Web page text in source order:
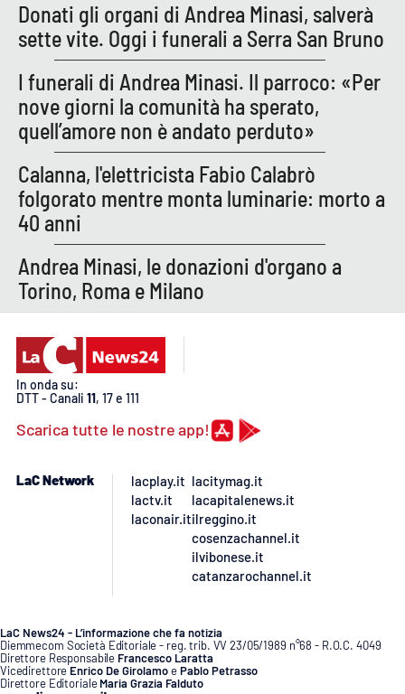
Donati gli organi di Andrea Minasi, salverà
sette vite. Oggi i funerali a Serra San Bruno
I funerali di Andrea Minasi. Il parroco: «Per
nove giorni la comunità ha sperato,
quell’amore non è andato perduto»
Calanna, l'elettricista Fabio Calabrò
folgorato mentre monta luminarie: morto a
40 anni
Andrea Minasi, le donazioni d'organo a
Torino, Roma e Milano
In onda su:
DTT - Canali 11, 17 e 111
Scarica tutte le nostre app!
LaC Network
lacplay.it
lactv.it
laconair.it
lacitymag.it
lacapitalenews.it
ilreggino.it
cosenzachannel.it
ilvibonese.it
catanzarochannel.it
LaC News24 - L’informazione che fa notizia
Diemmecom Società Editoriale - reg. trib. VV 23/05/1989 n°68 - R.O.C. 4049
Direttore Responsabile Francesco Laratta
Vicedirettore Enrico De GirolamoePablo Petrasso
Direttore Editoriale Maria Grazia Falduto